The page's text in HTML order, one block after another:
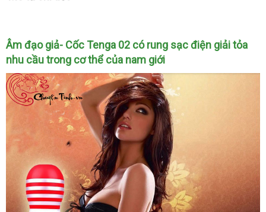
Âm đạo giả- Cốc Tenga 02 có rung sạc điện giải tỏa
nhu cầu trong cơ thểquà
tặng
của nam giới